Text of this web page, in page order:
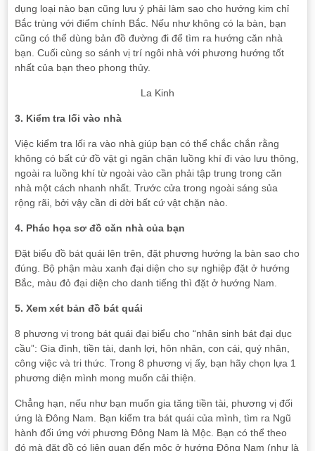
dụng loại nào bạn cũng lưu ý phải làm sao cho hướng kim chỉ
Bắc trùng với điểm chính Bắc. Nếu như không có la bàn, bạn
cũng có thể dùng bản đồ đường đi để tìm ra hướng căn nhà
bạn. Cuối cùng so sánh vị trí ngôi nhà với phương hướng tốt
nhất của bạn theo phong thủy.
La Kinh
3. Kiểm tra lối vào nhà
Việc kiểm tra lối ra vào nhà giúp bạn có thể chắc chắn rằng
không có bất cứ đồ vật gì ngăn chặn luồng khí đi vào lưu thông,
ngoài ra luồng khí từ ngoài vào cần phải tập trung trong căn
nhà một cách nhanh nhất. Trước cửa trong ngoài sáng sủa
rộng rãi, bởi vậy cần di dời bất cứ vật chặn nào.
4. Phác họa sơ đồ căn nhà của bạn
Đặt biểu đồ bát quái lên trên, đặt phương hướng la bàn sao cho
đúng. Bộ phận màu xanh đại diện cho sự nghiệp đặt ở hướng
Bắc, màu đỏ đại diện cho danh tiếng thì đặt ở hướng Nam.
5. Xem xét bản đồ bát quái
8 phương vị trong bát quái đại biểu cho “nhân sinh bát đại dục
cầu”: Gia đình, tiền tài, danh lợi, hôn nhân, con cái, quý nhân,
công việc và tri thức. Trong 8 phương vị ấy, bạn hãy chọn lựa 1
phương diện mình mong muốn cải thiện.
Chẳng hạn, nếu như bạn muốn gia tăng tiền tài, phương vị đối
ứng là Đông Nam. Bạn kiểm tra bát quái của mình, tìm ra Ngũ
hành đối ứng với phương Đông Nam là Mộc. Bạn có thể theo
đó mà đặt đồ có liên quan đến mộc ở hướng Đông Nam (như là